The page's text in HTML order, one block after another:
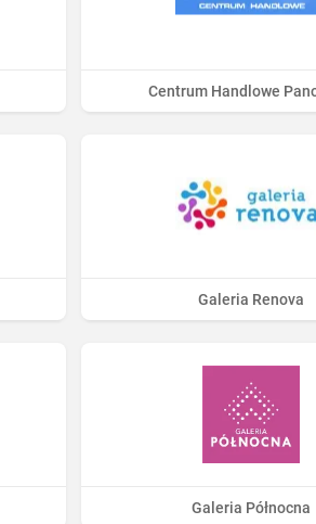
Centrum Handlowe
Galeria Renova
Galeria Północna